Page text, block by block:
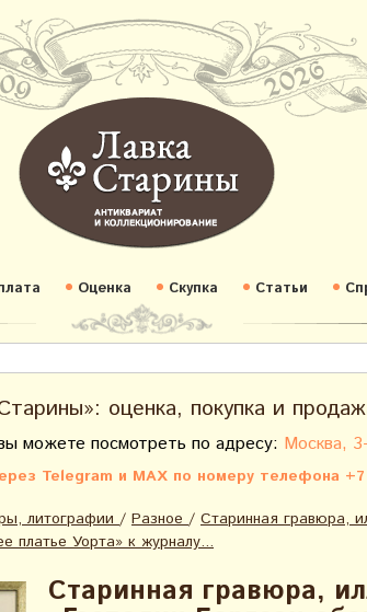
Оценка Скупка Статьи
оценка, покупка и
можете посмотреть по адресу: Москва,
Telegram и MAX по номеру телефона
литографии / Разное / Старинная гравюра,
платье Уорта» к журналу...
Старинная гравюра,